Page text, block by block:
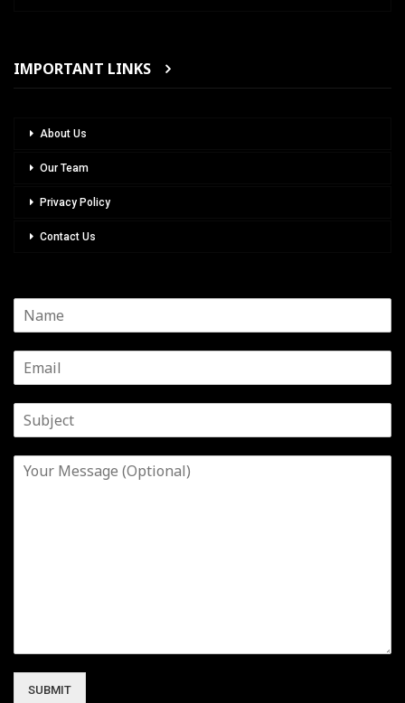
IMPORTANT LINKS
About Us
Our Team
Privacy Policy
Contact Us
SUBMIT